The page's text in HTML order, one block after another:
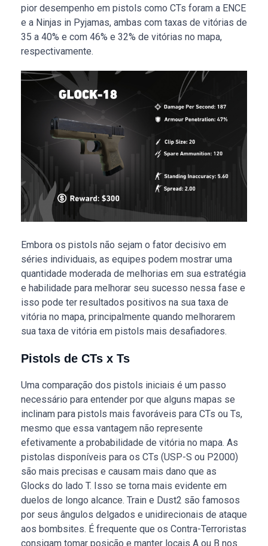
pior desempenho em pistols como CTs foram a ENCE
e a Ninjas in Pyjamas, ambas com taxas de vitórias de
35 a 40% e com 46% e 32% de vitórias no mapa,
respectivamente.
Embora os pistols não sejam o fator decisivo em
séries individuais, as equipes podem mostrar uma
quantidade moderada de melhorias em sua estratégia
e habilidade para melhorar seu sucesso nessa fase e
isso pode ter resultados positivos na sua taxa de
vitória no mapa, principalmente quando melhorarem
sua taxa de vitória em pistols mais desafiadores.
Pistols de CTs x Ts
Uma comparação dos pistols iniciais é um passo
necessário para entender por que alguns mapas se
inclinam para pistols mais favoráveis para CTs ou Ts,
mesmo que essa vantagem não represente
efetivamente a probabilidade de vitória no mapa. As
pistolas disponíveis para os CTs (USP-S ou P2000)
são mais precisas e causam mais dano que as
Glocks do lado T. Isso se torna mais evidente em
duelos de longo alcance. Train e Dust2 são famosos
por seus ângulos delgados e unidirecionais de ataque
aos bombsites. É frequente que os Contra-Terroristas
consigam tomar posição e manter locais A ou B nos